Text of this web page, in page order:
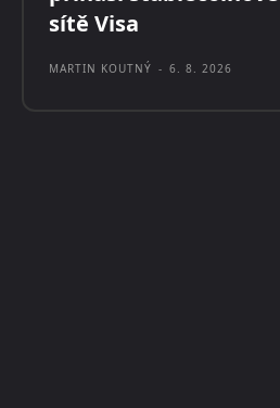
sítě Visa
MARTIN KOUTNÝ - 6. 8. 2026